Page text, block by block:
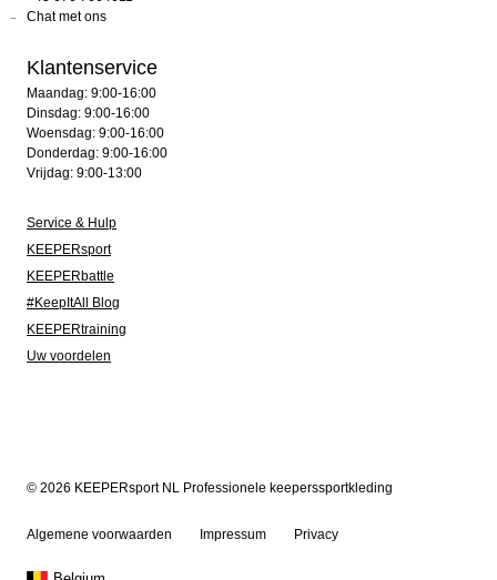
Chat met ons
Klantenservice
Maandag: 9:00-16:00
Dinsdag: 9:00-16:00
Woensdag: 9:00-16:00
Donderdag: 9:00-16:00
Vrijdag: 9:00-13:00
Service & Hulp
KEEPERsport
KEEPERbattle
#KeepItAll Blog
KEEPERtraining
Uw voordelen
© 2026 KEEPERsport NL Professionele keeperssportkleding
Algemene voorwaarden Impressum Privacy